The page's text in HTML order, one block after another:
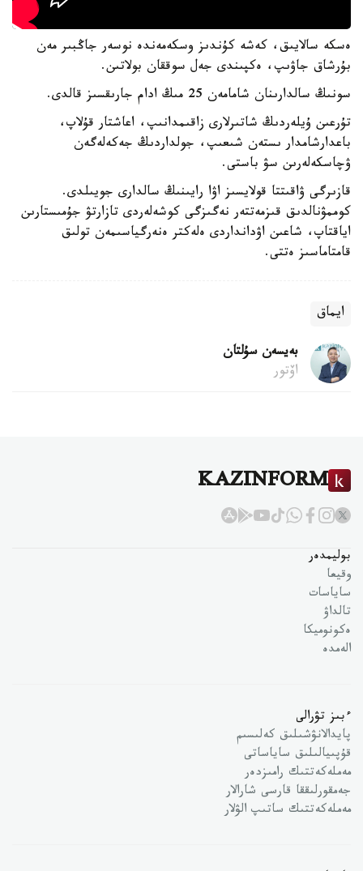
ەسكە سالايىق، كەشە كۇندىز وسكەمەندە نوسەر جاڭبىر مەن
بۇرشاق جاۋىپ، ەكپىندى جەل سوققان بولاتىن.
سونىڭ سالدارىنان شامامەن 25 مىڭ ادام جارىقسىز قالدى.
تۇرعىن ۇيلەردىڭ شاتىرلارى زاقىمدانىپ، اعاشتار قۇلاپ،
باعدارشامدار ىستەن شىعىپ، جولداردىڭ جەكەلەگەن
ۋچاسكەلەرىن سۋ باستى.
قازىرگى ۋاقىتتا قولايسىز اۋا رايىنىڭ سالدارى جويىلدى.
كوممۋنالدىق قىزمەتتەر نەگىزگى كوشەلەردى تازارتۋ جۇمىستارىن
اياقتاپ، شاعىن اۋدانداردى ەلەكتر ەنەرگياسىمەن تولىق
قامتاماسىز ەتتى.
ايماق
بەيسەن سۇلتان
اۆتور
KAZINFORM
بوليمدەر
وقيعا
ساياسات
تالداۋ
ەكونوميكا
الەمدە
ءبىز تۋرالى
پايدالانۋشىلىق كەلىسىم
قۇپىيالىلىق ساياساتى
مەملەكەتتىك رامىزدەر
جەمقورلىققا قارسى شارالار
مەملەكەتتىك ساتىپ الۋلار